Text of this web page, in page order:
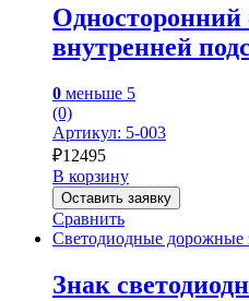
Односторонний
внутренней
0 меньше 5
(0)
Артикул: 5-003
₽12495
В корзину
Оставить заявку
Сравнить
Светодиодные дорожные
Знак